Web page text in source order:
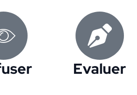
Evaluer